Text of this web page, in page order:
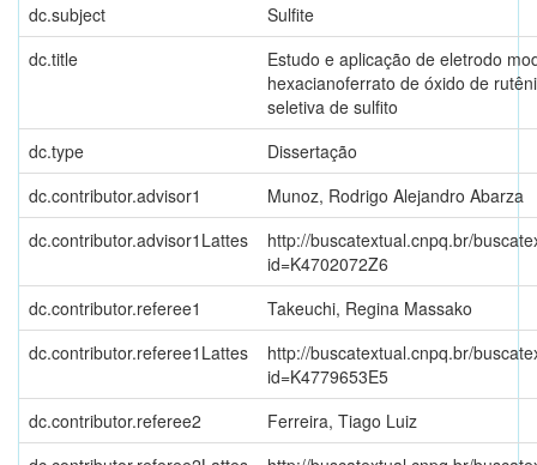
dc.subject
Sulfite
dc.title
Estudo e aplicação de eletrodo
hexacianoferrato de óxido de
seletiva de sulfito
dc.type
Dissertação
dc.contributor.advisor1
Munoz, Rodrigo Alejandro Abarza
dc.contributor.advisor1Lattes
http://buscatextual.cnpq.br/
id=K4702072Z6
dc.contributor.referee1
Takeuchi, Regina Massako
dc.contributor.referee1Lattes
http://buscatextual.cnpq.br/
id=K4779653E5
dc.contributor.referee2
Ferreira, Tiago Luiz